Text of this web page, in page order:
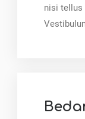
nisi tellus